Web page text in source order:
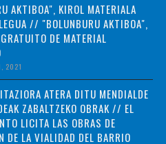
AKTIBOA", KIROL MATERIALA
// "BOLUNBURU AKTIBOA",
DE MATERIAL
2021
ATERA DITU MENDIALDE
ZABALTZEKO OBRAK // EL
LICITA LAS OBRAS DE
DE LA VIALIDAD DEL BARRIO